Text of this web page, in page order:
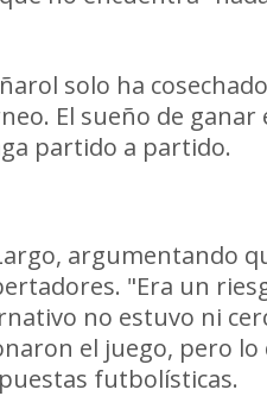
solo ha
El sueño de ganar
partido a partido.
argumentando
"Era un
no estuvo ni
el juego, pero lo
futbolísticas.